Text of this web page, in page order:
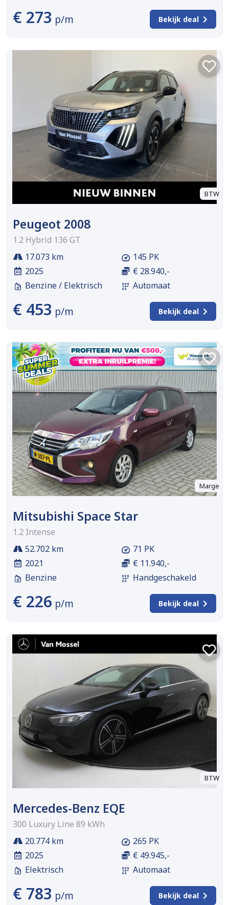
€ 273 p/m Bekijk deal
BTW
Peugeot 2008
1.2 Hybrid 136 GT
17.073 km
2025
Benzine / Elektrisch
145 PK
€ 28.940,-
Automaat
€ 453 p/m Bekijk deal
Marge
Mitsubishi Space Star
1.2 Intense
52.702 km
2021
Benzine
71 PK
€ 11.940,-
Handgeschakeld
€ 226 p/m Bekijk deal
BTW
Mercedes-Benz EQE
300 Luxury Line 89 kWh
20.774 km
2025
Elektrisch
265 PK
€ 49.945,-
Automaat
€ 783 p/m Bekijk deal